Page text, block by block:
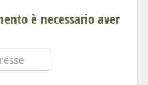
è necessario aver